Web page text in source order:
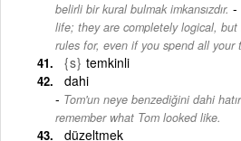
belirli bir kural bulmak imkansızdır. -
life; they are completely logical,
rules for, even if you spend all your
{s} temkinli
dahi
Tom'un neye benzediğini dahi
remember what Tom looked like.
düzeltmek